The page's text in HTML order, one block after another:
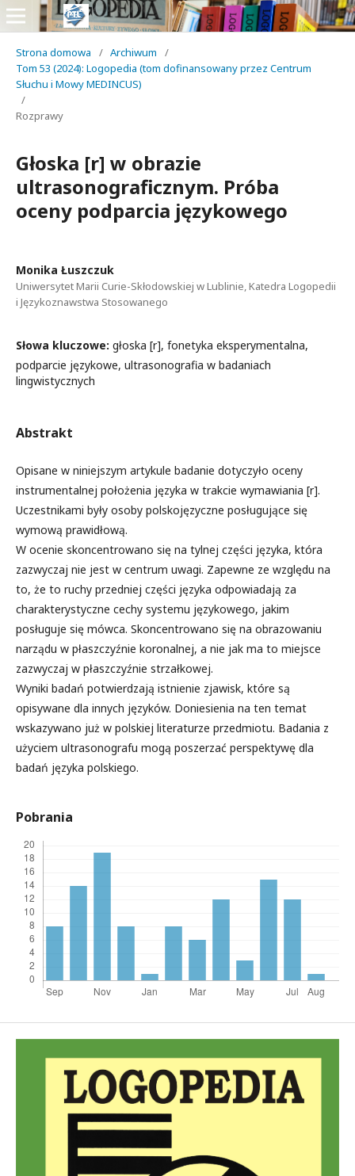
Strona domowa / Archiwum
/
Tom 53 (2024): Logopedia (tom dofinansowany przez Centrum
Słuchu i Mowy MEDINCUS)
/
Rozprawy
Głoska [r] w obrazie
ultrasonograficznym. Próba
oceny podparcia językowego
Monika Łuszczuk
Uniwersytet Marii Curie-Skłodowskiej w Lublinie, Katedra Logopedii
i Językoznawstwa Stosowanego
Słowa kluczowe: głoska [r], fonetyka eksperymentalna,
podparcie językowe, ultrasonografia w badaniach
lingwistycznych
Abstrakt
Opisane w niniejszym artykule badanie dotyczyło oceny
instrumentalnej położenia języka w trakcie wymawiania [r].
Uczestnikami były osoby polskojęzyczne posługujące się
wymową prawidłową.
W ocenie skoncentrowano się na tylnej części języka, która
zazwyczaj nie jest w centrum uwagi. Zapewne ze względu na
to, że to ruchy przedniej części języka odpowiadają za
charakterystyczne cechy systemu językowego, jakim
posługuje się mówca. Skoncentrowano się na obrazowaniu
narządu w płaszczyźnie koronalnej, a nie jak ma to miejsce
zazwyczaj w płaszczyźnie strzałkowej.
Wyniki badań potwierdzają istnienie zjawisk, które są
opisywane dla innych języków. Doniesienia na ten temat
wskazywano już w polskiej literaturze przedmiotu. Badania z
użyciem ultrasonografu mogą poszerzać perspektywę dla
badań języka polskiego.
Pobrania